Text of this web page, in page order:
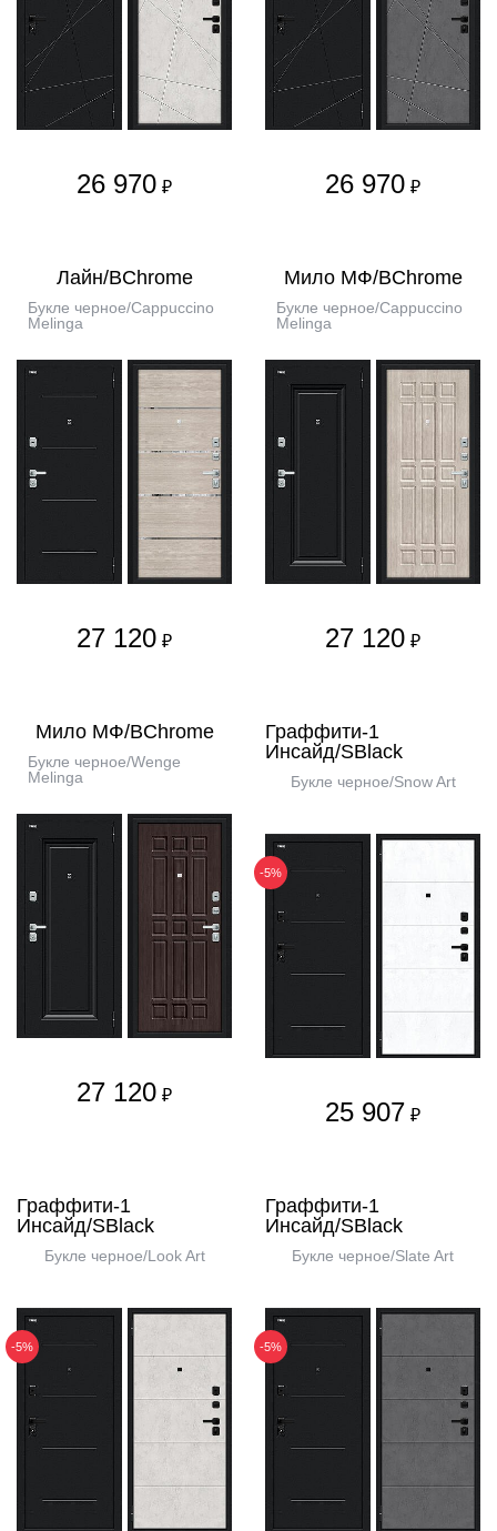
26 970 ₽ 26 970 ₽
Лайн/BChrome
Букле черное/Cappuccino
Melinga
27 120 ₽
Мило МФ/BChrome
Букле черное/Cappuccino
Melinga
27 120 ₽
Мило МФ/BChrome
Букле черное/Wenge
Melinga
27 120 ₽
Граффити-1
Инсайд/SBlack
Букле черное/Snow Art
-5%
25 907 ₽
Граффити-1
Инсайд/SBlack
Букле черное/Look Art
-5%
Граффити-1
Инсайд/SBlack
Букле черное/Slate Art
-5%